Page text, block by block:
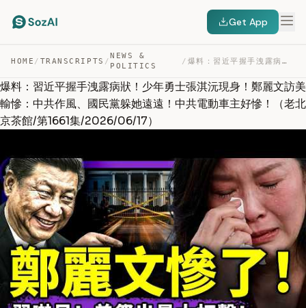
Get App
HOME / TRANSCRIPTS /
NEWS &
POLITICS
/ 爆料：習近平握手洩露病狀！少年勇士張淇沅現身！鄭麗文訪美輸慘：中共作風、國民黨躲她遠遠！中共電動車主好慘！（老… — TRANSCRIPT
爆料：習近平握手洩露病狀！少年勇士張淇沅現身！鄭麗文訪美
輸慘：中共作風、國民黨躲她遠遠！中共電動車主好慘！（老北
京茶館/第1661集/2026/06/17）